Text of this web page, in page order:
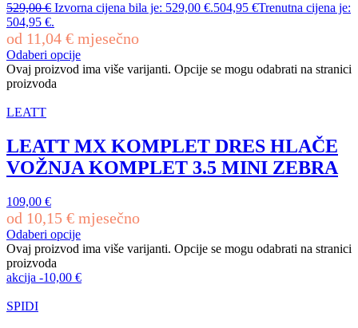
529,00€ Izvorna cijena bila je: 529,00 €.504,95 €Trenutna cijena je:
504,95 €.
od 11,04 € mjesečno
Odaberi opcije
Ovaj proizvod ima više varijanti. Opcije se mogu odabrati na stranici
proizvoda
LEATT
LEATT MX KOMPLET DRES HLAČE
VOŽNJA KOMPLET 3.5 MINI ZEBRA
109,00 €
od 10,15 € mjesečno
Odaberi opcije
Ovaj proizvod ima više varijanti. Opcije se mogu odabrati na stranici
proizvoda
akcija -10,00 €
SPIDI